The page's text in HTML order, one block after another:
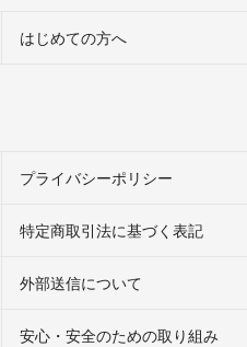
はじめての方へ
プライバシーポリシー
特定商取引法に基づく表記
外部送信について
安心・安全のための取り組み